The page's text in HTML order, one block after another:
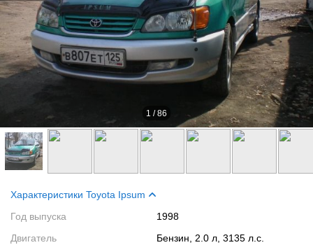
1 /86
Характеристики Toyota Ipsum
Год выпуска
1998
Двигатель
Бензин, 2.0 л, 3135 л.с.